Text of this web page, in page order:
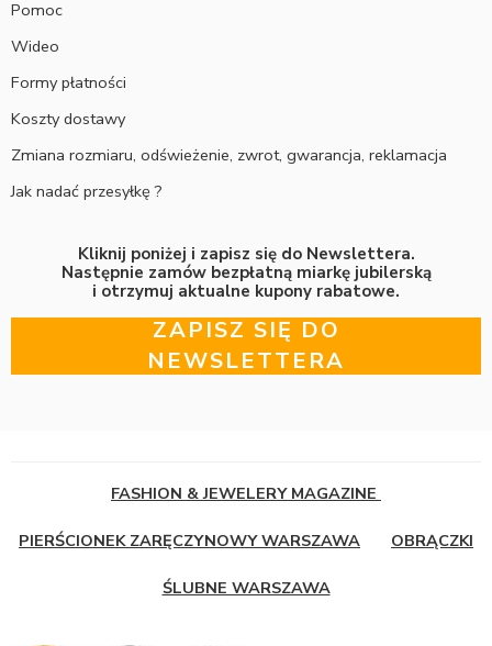
Pomoc
Wideo
Formy płatności
Koszty dostawy
Zmiana rozmiaru, odświeżenie, zwrot, gwarancja, reklamacja
Jak nadać przesyłkę ?
Kliknij poniżej i zapisz się do Newslettera.
Następnie zamów bezpłatną miarkę jubilerską
i otrzymuj aktualne kupony rabatowe.
ZAPISZ SIĘ DO
NEWSLETTERA
FASHION & JEWELERY MAGAZINE
PIERŚCIONEK ZARĘCZYNOWY WARSZAWA OBRĄCZKI
ŚLUBNE WARSZAWA